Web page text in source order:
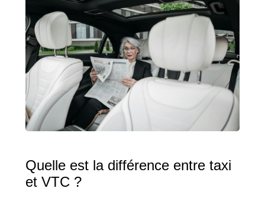
Quelle est la différence entre taxi
et VTC ?